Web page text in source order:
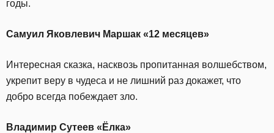
годы.
Самуил Яковлевич Маршак «12 месяцев»
Интересная сказка, насквозь пропитанная волшебством,
укрепит веру в чудеса и не лишний раз докажет, что
добро всегда побеждает зло.
Владимир Сутеев «Ёлка»